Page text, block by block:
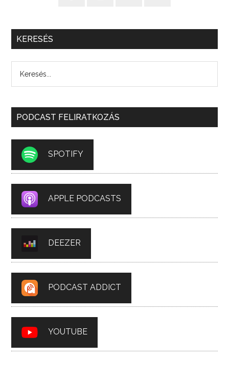
KERESÉS
PODCAST FELIRATKOZÁS
SPOTIFY
APPLE PODCASTS
DEEZER
PODCAST ADDICT
YOUTUBE